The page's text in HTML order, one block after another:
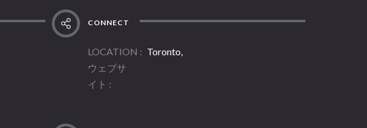
CONNECT
LOCATION
Toronto,
ウェブサ
イト